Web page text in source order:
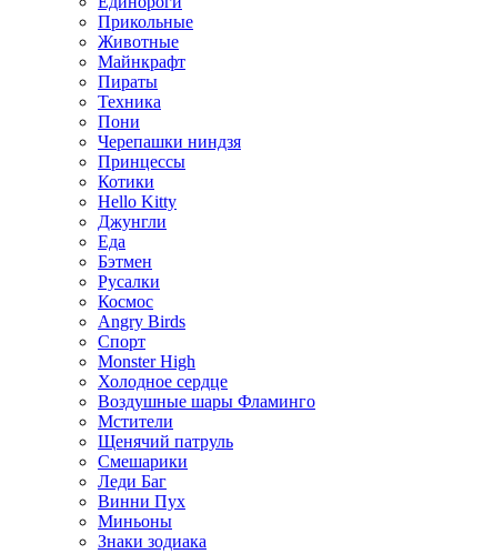
Прикольные
Животные
Майнкрафт
Пираты
Техника
Пони
Черепашки ниндзя
Принцессы
Котики
Hello Kitty
Джунгли
Еда
Бэтмен
Русалки
Космос
Angry Birds
Спорт
Monster High
Холодное сердце
Воздушные шары Фламинго
Мстители
Щенячий патруль
Смешарики
Леди Баг
Винни Пух
Миньоны
Знаки зодиака